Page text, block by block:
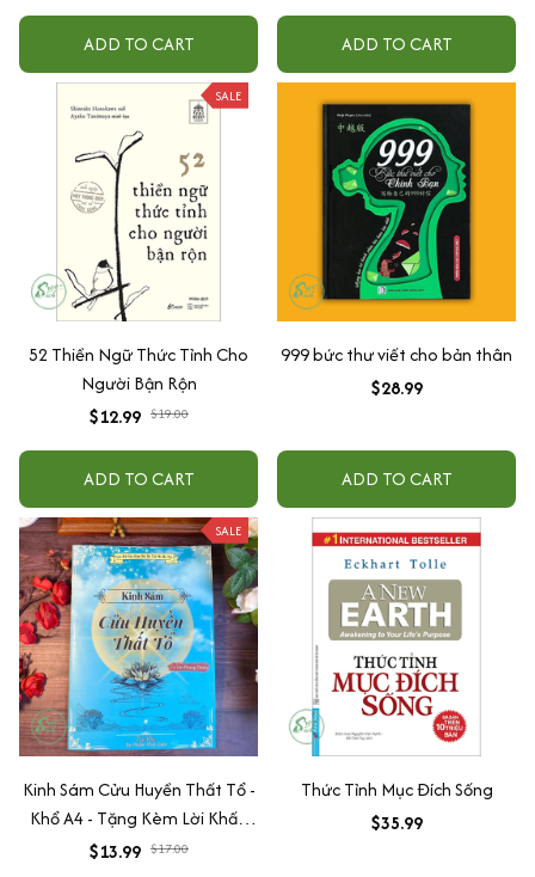
ADD TO CART ADD TO CART
SALE
52 Thiền Ngữ Thức Tỉnh Cho
Người Bận Rộn
$12.99 $19.00
ADD TO CART
999 bức thư viết cho bản thân
$28.99
ADD TO CART
SALE
Kinh Sám Cửu Huyền Thất Tổ -
Khổ A4 - Tặng Kèm Lời Khấn
Nguyện Con Cái - Cha Mẹ
$13.99 $17.00
Thức Tỉnh Mục Đích Sống
$35.99